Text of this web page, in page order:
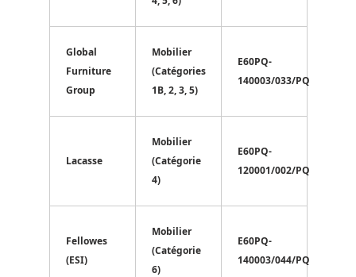
Global
Furniture
Group
Mobilier
(Catégories
1B, 2, 3, 5)
E60PQ-
140003/033/PQ
Lacasse
Mobilier
(Catégorie
4)
E60PQ-
120001/002/PQ
Fellowes
(ESI)
Mobilier
(Catégorie
6)
E60PQ-
140003/044/PQ